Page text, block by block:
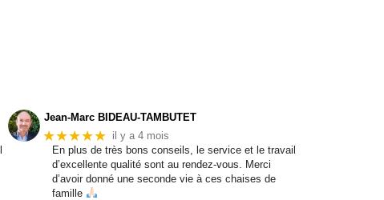
Jean-Marc BIDEAU-TAMBUTET
★★★★★ il y a 4 mois
En plus de très bons conseils, le service et le travail
d’excellente qualité sont au rendez-vous. Merci
d’avoir donné une seconde vie à ces chaises de
famille